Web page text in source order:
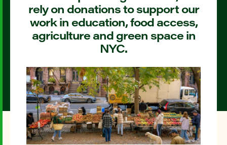
rely on donations to support our
work in education, food access,
agriculture and green space in
NYC.